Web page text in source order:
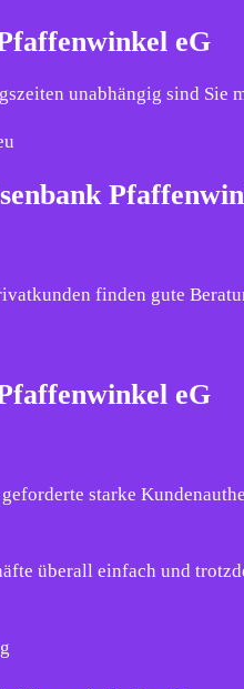
eG
unabhängig sind
finden gute
eG
starke
überall einfach und